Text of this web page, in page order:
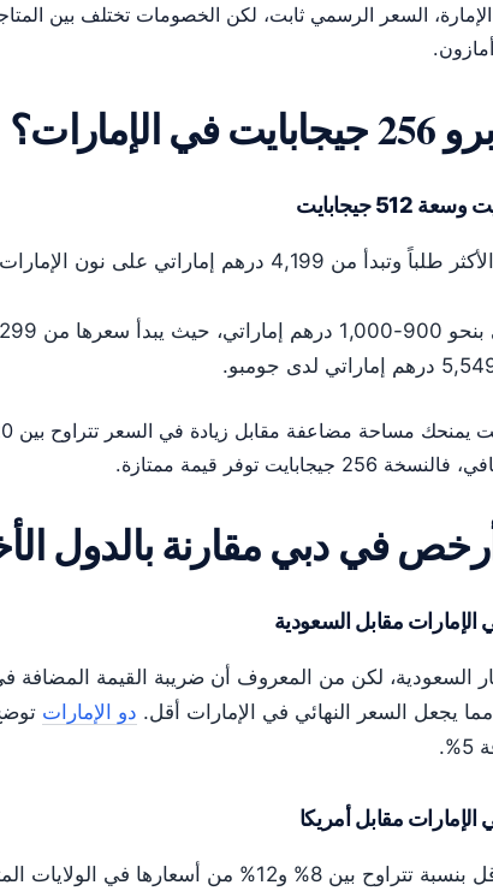
السعر الرسمي ثابت، لكن الخصومات تختلف بين المتاجر.
توفر قيمة ممتازة.
في دبي مقارنة بالدول
دو الإمارات
أسعار آيفون في الإمارات أقل بنسبة تتراوح بين 8% و12% من أسعارها في